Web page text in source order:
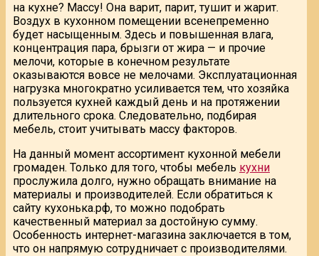
на кухне? Массу! Она варит, парит, тушит и жарит.
Воздух в кухонном помещении всенепременно
будет насыщенным. Здесь и повышенная влага,
концентрация пара, брызги от жира — и прочие
мелочи, которые в конечном результате
оказываются вовсе не мелочами. Эксплуатационная
нагрузка многократно усиливается тем, что хозяйка
пользуется кухней каждый день и на протяжении
длительного срока. Следовательно, подбирая
мебель, стоит учитывать массу факторов.
На данный момент ассортимент кухонной мебели
громаден. Только для того, чтобы мебель кухни
прослужила долго, нужно обращать внимание на
материалы и производителей. Если обратиться к
сайту кухонька.рф, то можно подобрать
качественный материал за достойную сумму.
Особенность интернет-магазина заключается в том,
что он напрямую сотрудничает с производителями.